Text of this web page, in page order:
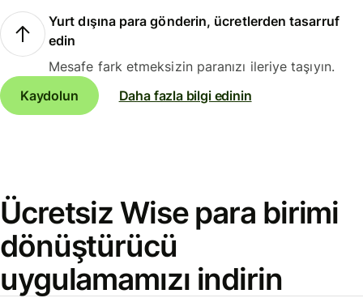
Yurt dışına para gönderin, ücretlerden tasarruf
edin
Mesafe fark etmeksizin paranızı ileriye taşıyın.
Kaydolun
Daha fazla bilgi edinin
Ücretsiz Wise para birimi
dönüştürücü
uygulamamızı indirin